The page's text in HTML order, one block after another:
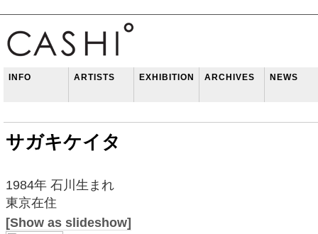
INFO ARTISTS EXHIBITION ARCHIVES NEWS
サガキケイタ
1984年 石川生まれ
東京在住
[Show as slideshow]